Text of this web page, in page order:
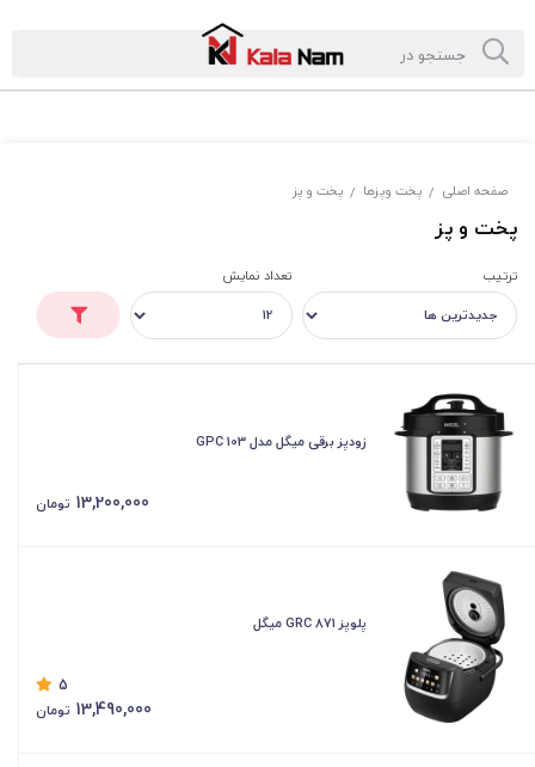
صفحه اصلی / پخت وپزها / پخت و پز
پخت و پز
ترتیب تعداد نمایش
زودپز برقی میگل مدل GPC 103
13,200,000 تومان
پلوپز GRC 871 میگل
5
13,490,000 تومان